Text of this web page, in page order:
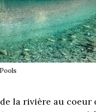
la rivière au coeur